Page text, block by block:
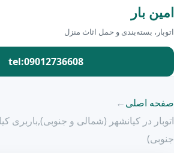
امین بار
اتوبار، بسته‌بندی و حمل اثاث منزل
tel:09012736608
صفحه اصلی←
اتوبار در کیانشهر (شمالی و جنوبی),باربری
جنوبی)